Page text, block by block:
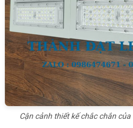
Cận cảnh thiết kế chắc chắn